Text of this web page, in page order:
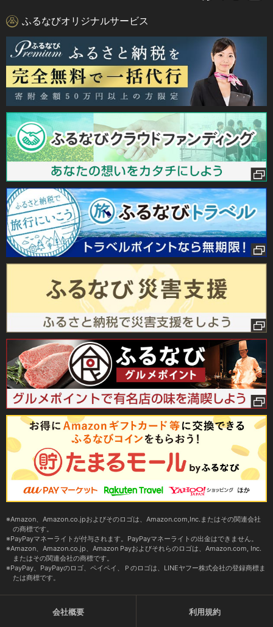
ふるなびオリジナルサービス
Amazon、Amazon.co.jpおよびそのロゴは、Amazon.com,Inc.またはその関連会社
の商標です。
PayPayマネーライトが付与されます。PayPayマネーライトの出金はできません。
Amazon、Amazon.co.jp、Amazon Payおよびそれらのロゴは、Amazon.com, Inc.
またはその関連会社の商標です。
PayPay、PayPayのロゴ、ペイペイ、Ｐのロゴは、LINEヤフー株式会社の登録商標ま
たは商標です。
会社概要 利用規約